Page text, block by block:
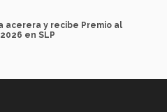
acerera y recibe Premio al
en SLP